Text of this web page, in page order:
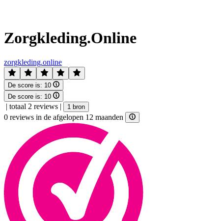
Zorgkleding.Online
zorgkleding.online
De score is: 10
De score is: 10
| totaal 2 reviews | 1 bron
0 reviews in de afgelopen 12 maanden